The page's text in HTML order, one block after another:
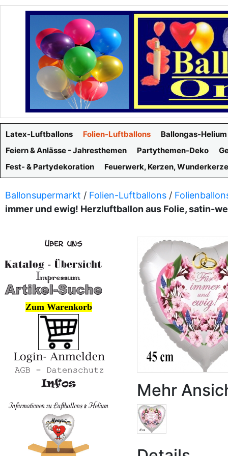
Latex-Luftballons Folien-Luftballons
Ballongas-Helium
Feiern & Anlässe - Jahresthemen
Partythemen-Deko
Fest- & Partydekoration
Feuerwerk, Kerzen,
Ballonsupermarkt / Folien-Luftballons /
immer und ewig! Herzluftballon aus Folie, satin-
Mehr
Zum Warenkorb